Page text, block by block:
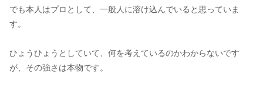
でも本人はプロとして、一般人に溶け込んでいると思っていま
す。
ひょうひょうとしていて、何を考えているのかわからないです
が、その強さは本物です。